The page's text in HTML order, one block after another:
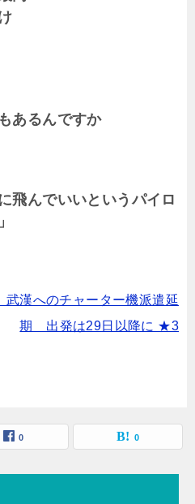
あるんですか
飛んでいいというパイロ
武漢へのチャーター機派遣延
期 出発は29日以降に ★3
0 0